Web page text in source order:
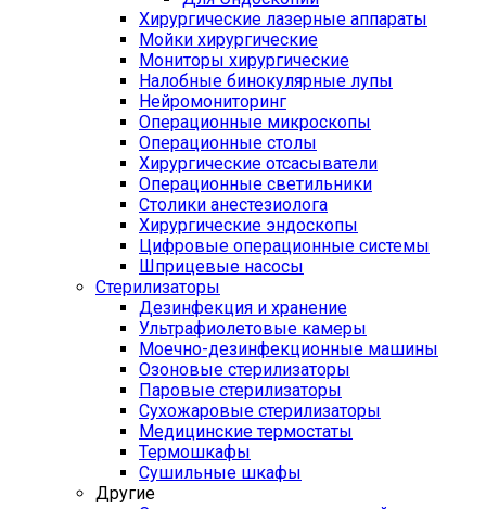
Хирургические лазерные аппараты
Мойки хирургические
Мониторы хирургические
Налобные бинокулярные лупы
Нейромониторинг
Операционные микроскопы
Операционные столы
Хирургические отсасыватели
Операционные светильники
Столики анестезиолога
Хирургические эндоскопы
Цифровые операционные системы
Шприцевые насосы
Стерилизаторы
Дезинфекция и хранение
Ультрафиолетовые камеры
Моечно-дезинфекционные машины
Озоновые стерилизаторы
Паровые стерилизаторы
Сухожаровые стерилизаторы
Медицинские термостаты
Термошкафы
Сушильные шкафы
Другие